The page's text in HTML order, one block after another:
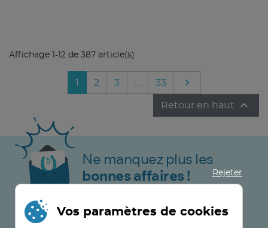
Affichage 1-12 de 387 article(s)
1 2 3 33 Suivant

Retour en haut 
Ne manquez plus les
bonnes affaires !
JE M’INSCRIS MAINTENANT !
Rejeter
Vos paramètres de cookies